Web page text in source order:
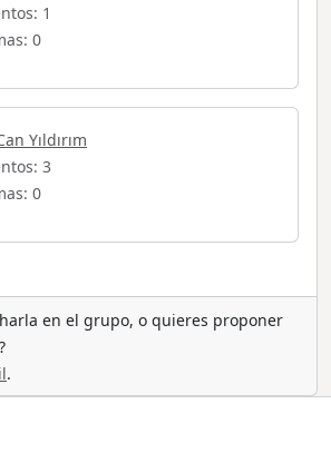
1
0
Yıldırım
3
0
en el grupo, o quieres proponer
.